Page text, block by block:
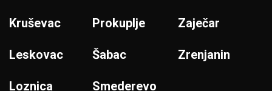
Kruševac
Leskovac
Loznica
Prokuplje
Šabac
Smederevo
Zaječar
Zrenjanin